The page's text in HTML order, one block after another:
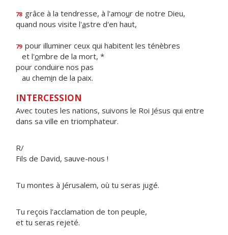
78 grâce à la tendresse, à l'amour de notre Dieu,
quand nous visite l'astre d'en haut,
79 pour illuminer ceux qui habitent les ténèbres
et l'ombre de la mort, *
pour conduire nos pas
au chemin de la paix.
INTERCESSION
Avec toutes les nations, suivons le Roi Jésus qui entre
dans sa ville en triomphateur.
R/
Fils de David, sauve-nous !
Tu montes à Jérusalem, où tu seras jugé.
Tu reçois l’acclamation de ton peuple,
et tu seras rejeté.